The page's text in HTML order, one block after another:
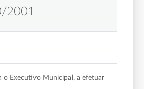
2001
o Executivo Municipal, a efetuar